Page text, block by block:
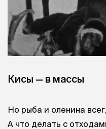
Кисы — в массы
Но рыба и оленина
А что делать с